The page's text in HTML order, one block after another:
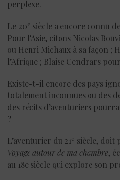
perplexe.
Le 20e siècle a encore connu
Pour l’Asie, citons Nicolas
ou Henri Michaux à sa façon ;
l’Afrique ; Blaise Cendrars
Existe-t-il encore des pays
totalement inconnues ou des
des récits d’aventuriers
?
L’aventurier du 21e siècle, doit
Voyage autour de ma chambre,
au 18e siècle qui explore son